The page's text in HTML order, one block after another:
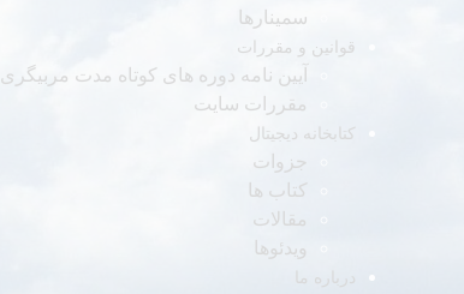
سمینارها
قوانین و مقررات
آیین نامه دوره های کوتاه مدت مربیگری
مقررات سایت
کتابخانه دیجیتال
جزوات
کتاب ها
مقالات
ویدئوها
درباره ما